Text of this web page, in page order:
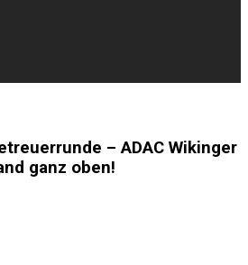
– ADAC Wikinger
ganz oben!